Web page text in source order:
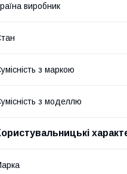
виробник
з маркою
з моделлю